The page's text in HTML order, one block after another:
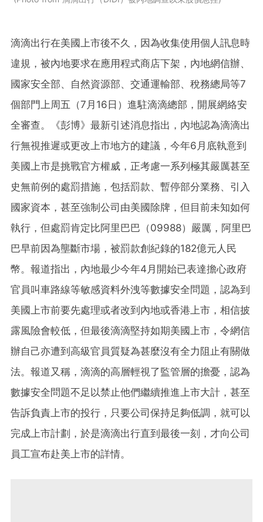
滴滴出行在美國上市後不久，因為收集使用個人訊息時
違規，被內地要求在應用程式商店下架，內地網信辦、
國家安全部、自然資源部、交通運輸部、稅務總局等7
個部門上周五（7月16日）進駐滴滴總部，開展網絡安
全審查。《彭博》最新引述消息指出，內地認為滴滴出
行無視推遲或更改上市地方的建議，今年6月底執意到
美國上市是挑戰官方權威，正考慮一系列極其嚴厲甚至
史無前例的處罰措施，包括罰款、暫停部分業務、引入
國家資本，甚至強制公司由美國除牌，但目前未知如何
執行，但處罰肯定比阿里巴巴（09988）嚴厲，阿里巴
巴早前因為壟斷市場，被罰款創紀錄的182億元人民
幣。報道指出，內地最少今年4月開始已表達擔心政府
官員叫車路線等敏感資料外洩等數據安全問題，認為到
美國上市前要先處理或者改到內地或香港上市，相信披
露風險會較低，但最後滴滴堅持如期美國上市，令網信
辦自己亦遭到高級官員質疑為甚麼沒有全力阻止有關做
法。報道又稱，滴滴的高層輕視了監管層的擔憂，認為
數據安全問題不足以禁止他們繼續推進上市大計，甚至
告訴負責上市的投行，只要公司保持足夠低調，就可以
完成上市計劃，於是滴滴出行直到最後一刻，才向公司
員工宣布赴美上市的詳情。